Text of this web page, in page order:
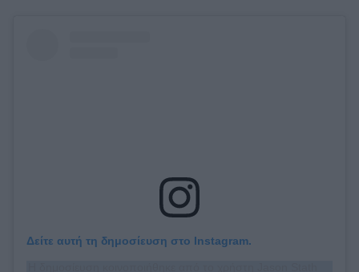
Δείτε αυτή τη δημοσίευση στο Instagram.